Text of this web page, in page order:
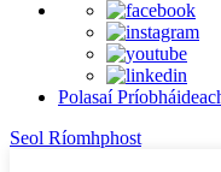
Polasaí
Seol Ríomhphost